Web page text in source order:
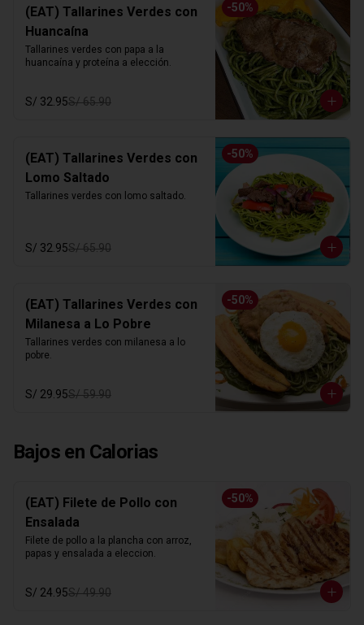
-50%
(EAT) Tallarines Verdes con
Huancaína
Tallarines verdes con papa a la
huancaína y proteína a elección.
S/ 32.95S/ 65.90
-50%
(EAT) Tallarines Verdes con
Lomo Saltado
Tallarines verdes con lomo saltado.
S/ 32.95S/ 65.90
-50%
(EAT) Tallarines Verdes con
Milanesa a Lo Pobre
Tallarines verdes con milanesa a lo
pobre.
S/ 29.95S/ 59.90
Bajos en Calorias
-50%
(EAT) Filete de Pollo con
Ensalada
Filete de pollo a la plancha con arroz,
papas y ensalada a eleccion.
S/ 24.95S/ 49.90